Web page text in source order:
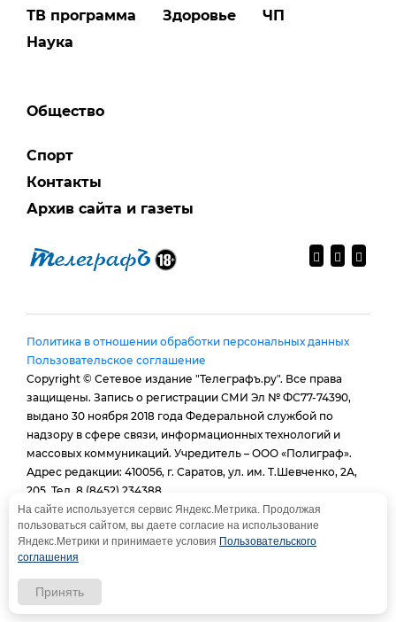
ТВ программа
Наука
Здоровье
ЧП
Общество
Спорт
Контакты
Архив сайта и газеты
Политика в отношении обработки персональных данных
Пользовательское соглашение
Copyright © Сетевое издание "Телеграфъ.ру". Все права
защищены. Запись о регистрации СМИ Эл № ФС77-74390,
выдано 30 ноября 2018 года Федеральной службой по
надзору в сфере связи, информационных технологий и
массовых коммуникаций. Учредитель – ООО «Полиграф».
Адрес редакции: 410056, г. Саратов, ул. им. Т.Шевченко, 2А,
205. Тел. 8 (8452) 234388.
E-mail: provtelegraf@gmail.com
И.о. главного редактора: Голубева Е. В.
При использовании материалов сайта - гиперссылка
обязательна
На сайте используется сервис Яндекс.Метрика. Продолжая
пользоваться сайтом, вы даете согласие на использование
Яндекс.Метрики и принимаете условия Пользовательского
соглашения
Принять